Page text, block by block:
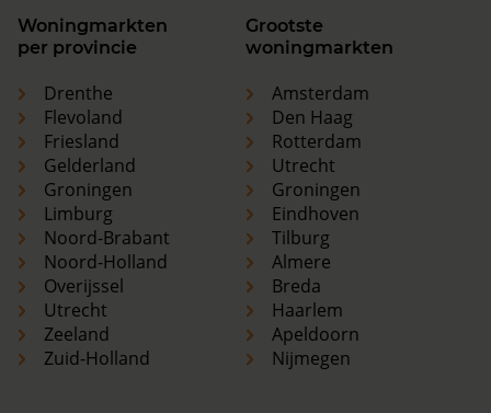
Woningmarkten
per provincie
Drenthe
Flevoland
Friesland
Gelderland
Groningen
Limburg
Noord-Brabant
Noord-Holland
Overijssel
Utrecht
Zeeland
Zuid-Holland
Grootste
woningmarkten
Amsterdam
Den Haag
Rotterdam
Utrecht
Groningen
Eindhoven
Tilburg
Almere
Breda
Haarlem
Apeldoorn
Nijmegen